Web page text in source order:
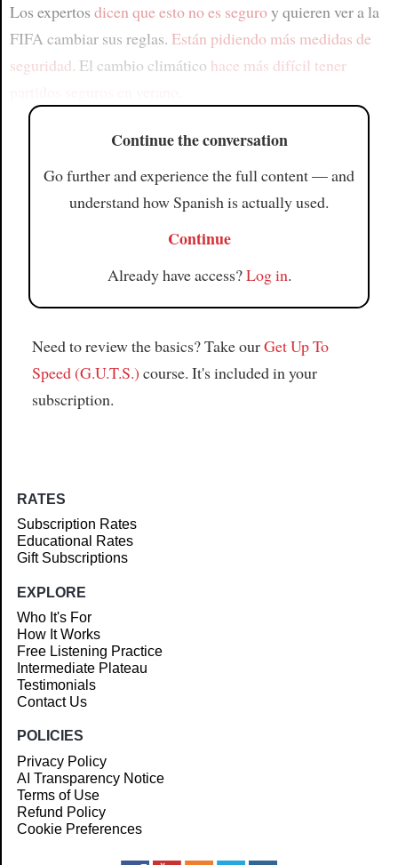
Los expertos dicen que esto no es seguroy quieren ver a la
FIFA cambiar sus reglas. Están pidiendo más medidas de
seguridad. El cambio climático hace más difícil tener
Continue the conversation
Go further and experience the full content — and
understand how Spanish is actually used.
Continue
Already have access?Log in.
Need to review the basics? Take ourGet Up To
Speed (G.U.T.S.) course. It's included in your
subscription.
RATES
Subscription Rates
Educational Rates
Gift Subscriptions
EXPLORE
Who It's For
How It Works
Free Listening Practice
Intermediate Plateau
Testimonials
Contact Us
POLICIES
Privacy Policy
AI Transparency Notice
Terms of Use
Refund Policy
Cookie Preferences